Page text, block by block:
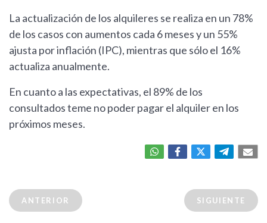
La actualización de los alquileres se realiza en un 78%
de los casos con aumentos cada 6 meses y un 55%
ajusta por inflación (IPC), mientras que sólo el 16%
actualiza anualmente.
En cuanto a las expectativas, el 89% de los
consultados teme no poder pagar el alquiler en los
próximos meses.
ANTERIOR SIGUIENTE